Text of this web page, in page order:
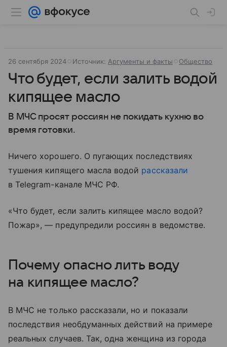
26 сентября 2024 Источник: Аргументы и факты Общество
Что будет, если залить водой
кипящее масло
В МЧС просят россиян не покидать кухню во
время готовки.
Ничего хорошего. О пугающих последствиях
тушения кипящего масла водой рассказали
в Telegram-канале МЧС РФ.
«Что будет, если залить кипящее масло водой?
Пожар», — предупредили россиян в ведомстве.
Почему опасно лить воду
на кипящее масло?
В МЧС не только рассказали, но и показали
последствия необдуманных действий на примере
реальных случаев. Так, одна женщина из города